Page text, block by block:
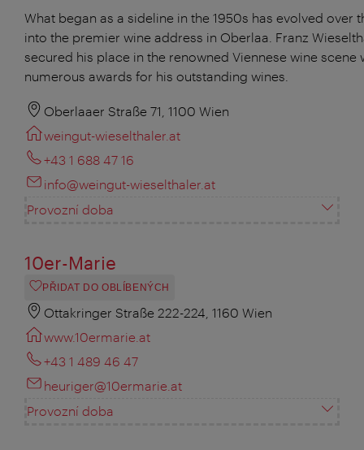
What began as a sideline in the 1950s has evolved over
into the premier wine address in Oberlaa. Franz
secured his place in the renowned Viennese wine scene
numerous awards for his outstanding wines.
Oberlaaer Straße 71, 1100 Wien
weingut-wieselthaler.at
+43 1 688 47 16
info@weingut-wieselthaler.at
Provozní doba
10er-Marie
PŘIDAT DO OBLÍBENÝCH
Ottakringer Straße 222-224, 1160 Wien
www.10ermarie.at
+43 1 489 46 47
heuriger@10ermarie.at
Provozní doba